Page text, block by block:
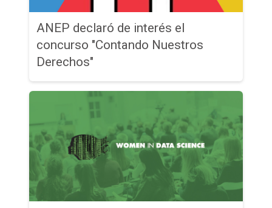
ANEP declaró de interés el
concurso "Contando Nuestros
Derechos"